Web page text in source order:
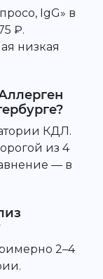
IgG» в
₽.
низкая
КДЛ.
из 4
— в
2–4